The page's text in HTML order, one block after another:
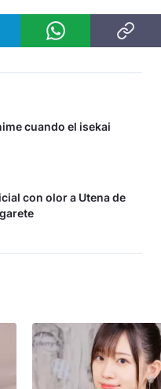
cuando el isekai
con olor a Utena de